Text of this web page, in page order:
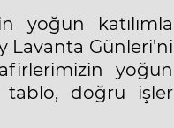
yoğun katılımla
Lavanta Günleri'ni
yoğun
tablo, doğru işler